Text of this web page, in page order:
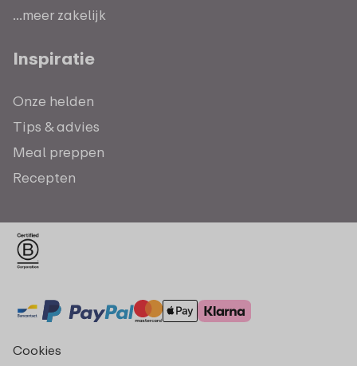
...meer zakelijk
Inspiratie
Onze helden
Tips & advies
Meal preppen
Recepten
Cookies